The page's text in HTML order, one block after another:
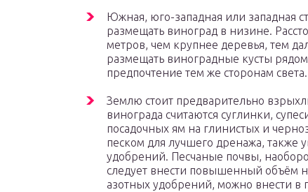
Южная, юго-западная или западная
размещать виноград в низине.
метров, чем крупнее деревья, тем
размещать виноградные кусты
предпочтение тем же сторонам света.
Землю стоит предварительно
винограда считаются суглинки,
посадочных ям на глинистых и
песком для лучшего дренажа, также
удобрений. Песчаные почвы,
следует внести повышенный объём
азотных удобрений, можно внести в